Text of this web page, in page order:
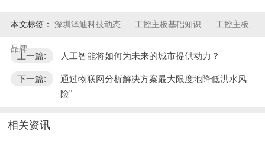
本文标签： 深圳泽迪科技动态 工控主板基础知识 工控主板
品牌
上一篇: 人工智能将如何为未来的城市提供动力？
下一篇:
通过物联网分析解决方案最大限度地降低洪水风
险"
相关资讯